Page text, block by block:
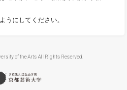
うにしてください。
of the Arts All Rights Reserved.